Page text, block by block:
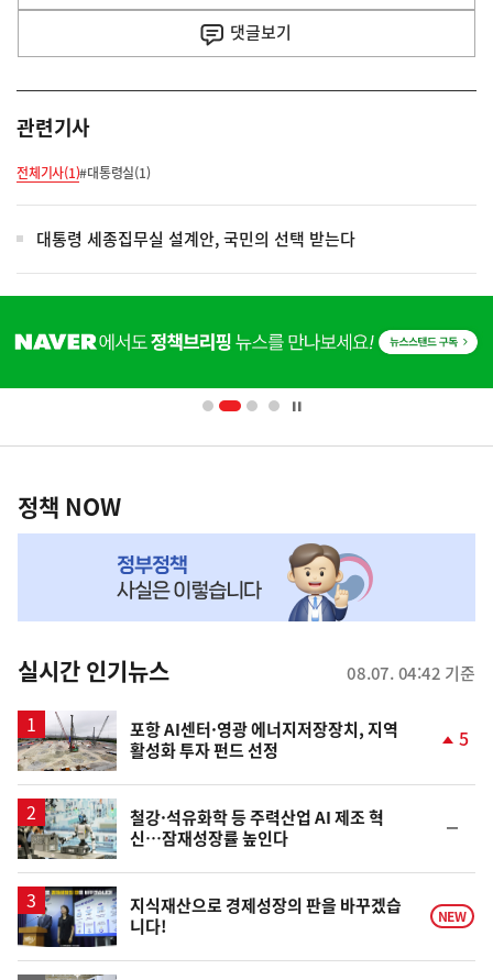
댓글보기
관련기사
전체기사(1)#대통령실(1)
대통령 세종집무실 설계안, 국민의 선택 받는다
단
영
책
NOW,
뉴
스
정책 NOW
실시간 인기뉴스 08.07. 04:42 기준
포항 AI센터·영광 에너지저장장치, 지역
활성화 투자 펀드 선정
상
5
철강·석유화학 등 주력산업 AI 제조 혁
신…잠재성장률 높인다
일
지식재산으로 경제성장의 판을 바꾸겠습
니다!
NEW